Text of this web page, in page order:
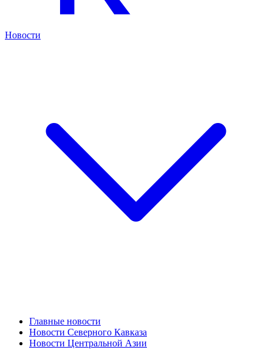
Новости
Главные новости
Новости Северного Кавказа
Новости Центральной Азии